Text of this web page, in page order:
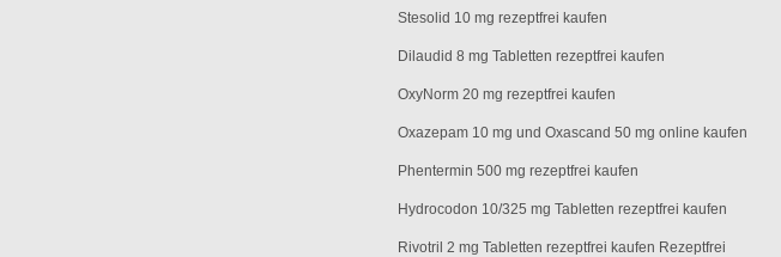
Stesolid 10 mg rezeptfrei kaufen
Dilaudid 8 mg Tabletten rezeptfrei kaufen
OxyNorm 20 mg rezeptfrei kaufen
Oxazepam 10 mg und Oxascand 50 mg online kaufen
Phentermin 500 mg rezeptfrei kaufen
Hydrocodon 10/325 mg Tabletten rezeptfrei kaufen
Rivotril 2 mg Tabletten rezeptfrei kaufen Rezeptfrei